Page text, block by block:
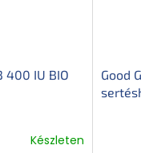
400 IU BIO
Készleten
Good